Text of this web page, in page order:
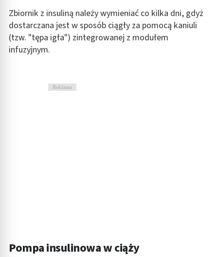
Zbiornik z insuliną należy wymieniać co kilka dni, gdyż
dostarczana jest w sposób ciągły za pomocą kaniuli
(tzw. "tępa igła") zintegrowanej z modułem
infuzyjnym.
Reklama
Pompa insulinowa w ciąży
spersonalizowanych treści
Pomiar efektywności reklam
Pomiar efektywności treści
kombinacji danych z różnych źródeł